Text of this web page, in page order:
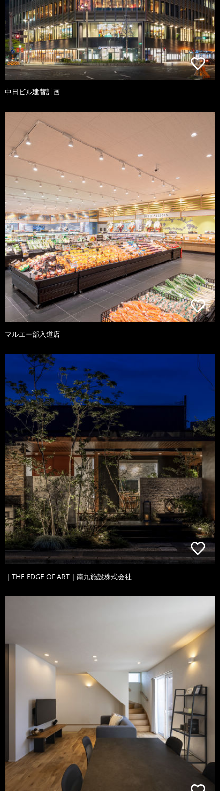
中日ビル建替計画
マルエー部入道店
｜THE EDGE OF ART｜南九施設株式会社